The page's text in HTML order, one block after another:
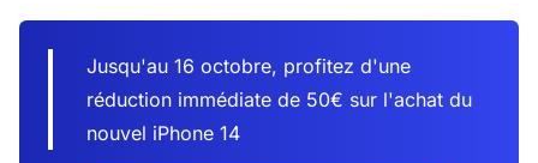
Jusqu'au 16 octobre, profitez d'une
réduction immédiate de 50€ sur l'achat du
nouvel iPhone 14